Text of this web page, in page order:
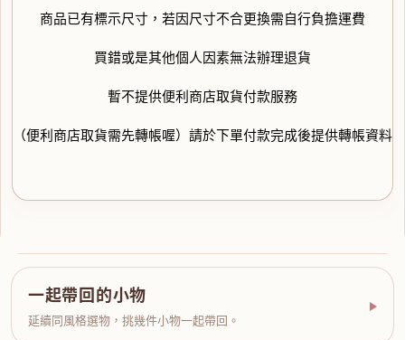
商品已有標示尺寸，若因尺寸不合更換需自行負擔運費
買錯或是其他個人因素無法辦理退貨
暫不提供便利商店取貨付款服務
（便利商店取貨需先轉帳喔）請於下單付款完成後提供轉帳資料
一起帶回的小物
延續同風格選物，挑幾件小物一起帶回。